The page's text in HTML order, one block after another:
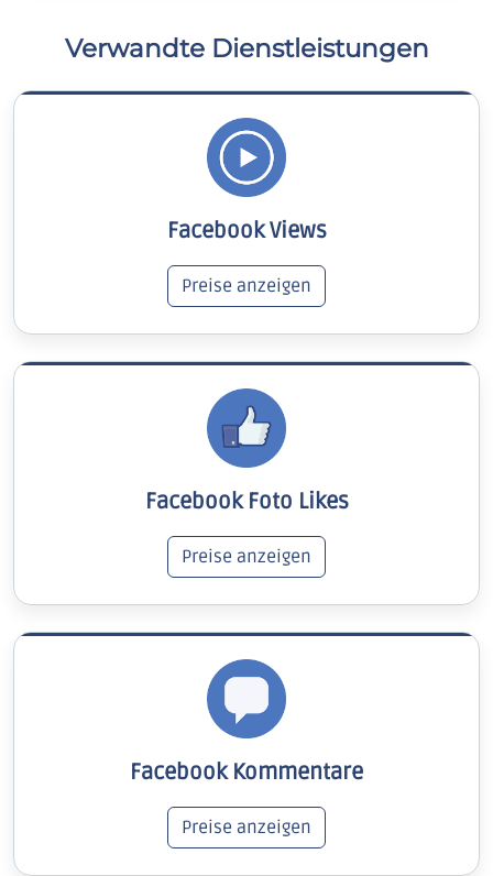
Verwandte Dienstleistungen
Facebook Views
Preise anzeigen
Facebook Foto Likes
Preise anzeigen
Facebook Kommentare
Preise anzeigen